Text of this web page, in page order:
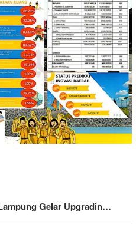
Gelar Upgradin…